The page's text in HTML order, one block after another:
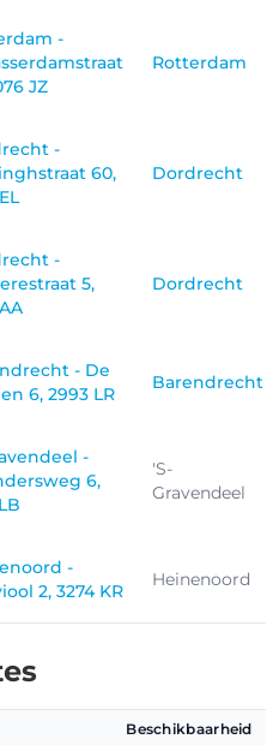
-
JZ
Rotterdam
-
60,
Dordrecht
-
5,
Dordrecht
- De
6, 2993 LR
Barendrecht
-
6,
'S-
Gravendeel
-
2, 3274 KR
Heinenoord
Beschikbaarheid